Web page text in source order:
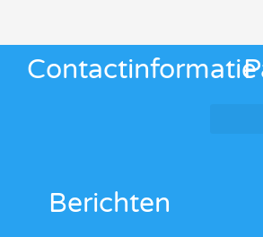
Contactinformatie
Berichten